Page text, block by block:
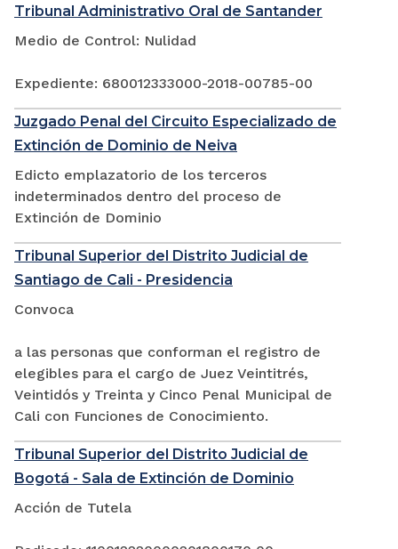
Tribunal Administrativo Oral de Santander
Medio de Control: Nulidad
Expediente: 680012333000-2018-00785-00
Juzgado Penal del Circuito Especializado de
Extinción de Dominio de Neiva
Edicto emplazatorio de los terceros
indeterminados dentro del proceso de
Extinción de Dominio
Tribunal Superior del Distrito Judicial de
Santiago de Cali - Presidencia
Convoca
a las personas que conforman el registro de
elegibles para el cargo de Juez Veintitrés,
Veintidós y Treinta y Cinco Penal Municipal de
Cali con Funciones de Conocimiento.
Tribunal Superior del Distrito Judicial de
Bogotá - Sala de Extinción de Dominio
Acción de Tutela